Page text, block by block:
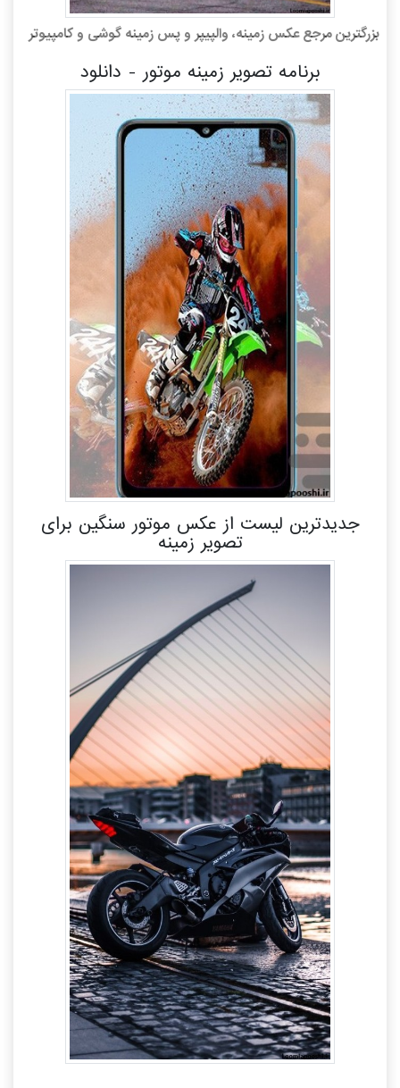
بزرگترین مرجع عکس زمینه، والپیپر و پس زمینه گوشی و کامپیوتر
برنامه تصویر زمینه موتور - دانلود
جدیدترین لیست از عکس موتور سنگین برای
تصویر زمینه